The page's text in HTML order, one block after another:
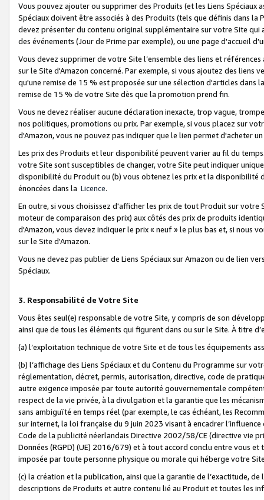
Vous pouvez ajouter ou supprimer des Produits (et les Liens
Spéciaux doivent être associés à des Produits (tels que définis dans
devez présenter du contenu original supplémentaire sur votre Site qui
des événements (Jour de Prime par exemple), ou une page d'accueil
Vous devez supprimer de votre Site l’ensemble des liens et
sur le Site d'Amazon concerné. Par exemple, si vous ajoutez des
qu'une remise de 15 % est proposée sur une sélection d'articles
remise de 15 % de votre Site dès que la promotion prend fin.
Vous ne devez réaliser aucune déclaration inexacte, trop vague,
nos politiques, promotions ou prix. Par exemple, si vous placez sur
d'Amazon, vous ne pouvez pas indiquer que le lien permet d'acheter
Les prix des Produits et leur disponibilité peuvent varier au fil du
votre Site sont susceptibles de changer, votre Site peut indiquer
disponibilité du Produit ou (b) vous obtenez les prix et la disponibilité
énoncées dans la Licence.
En outre, si vous choisissez d'afficher les prix de tout Produit sur
moteur de comparaison des prix) aux côtés des prix de produits
d'Amazon, vous devez indiquer le prix « neuf » le plus bas et, si nous
sur le Site d'Amazon.
Vous ne devez pas publier de Liens Spéciaux sur Amazon ou de lien
Spéciaux.
3. Responsabilité de Votre Site
Vous êtes seul(e) responsable de votre Site, y compris de son
ainsi que de tous les éléments qui figurent dans ou sur le Site. À titre
(a) l’exploitation technique de votre Site et de tous les équipements
(b) l’affichage des Liens Spéciaux et du Contenu du Programme sur
réglementation, décret, permis, autorisation, directive, code de
autre exigence imposée par toute autorité gouvernementale
respect de la vie privée, à la divulgation et la garantie que les
sans ambiguïté en temps réel (par exemple, le cas échéant, les
sur internet, la loi française du 9 juin 2023 visant à encadrer
Code de la publicité néerlandais Directive 2002/58/CE (directive vie
Données (RGPD) (UE) 2016/679) et à tout accord conclu entre vous
imposée par toute personne physique ou morale qui héberge votre
(c) la création et la publication, ainsi que la garantie de l’exactitude,
descriptions de Produits et autre contenu lié au Produit et toutes les